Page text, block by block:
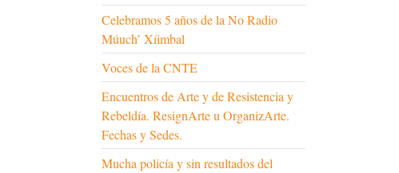
Celebramos 5 años de la No Radio
Múuch’ Xíimbal
Voces de la CNTE
Encuentros de Arte y de Resistencia y
Rebeldía. ResignArte u OrganizArte.
Fechas y Sedes.
Mucha policía y sin resultados del